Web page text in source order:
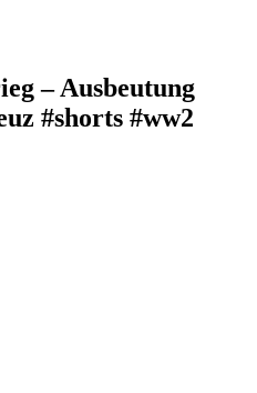
– Ausbeutung
#shorts #ww2